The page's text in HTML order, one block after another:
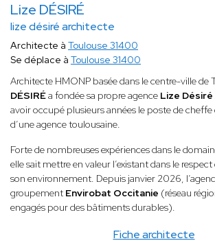
Lize DÉSIRÉ
lize désiré architecte
Fiche architecte
Architecte à Toulouse 31400
Se déplace à Toulouse 31400
Architecte HMONP basée dans le centre-ville de
DÉSIRÉa fondée sa propre agence Lize
avoir occupé plusieurs années le poste de cheffe
d’une agence toulousaine.
Forte de nombreuses expériences dans le
elle sait mettre en valeur l’existant dans le
son environnement. Depuis janvier 2026,
groupement Envirobat Occitanie (réseau
engagés pour des bâtiments durables).